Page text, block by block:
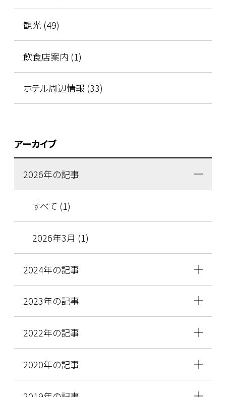
観光 (49)
飲食店案内 (1)
ホテル周辺情報 (33)
アーカイブ
2026年の記事
すべて (1)
2026年3月 (1)
2024年の記事
2023年の記事
2022年の記事
2020年の記事